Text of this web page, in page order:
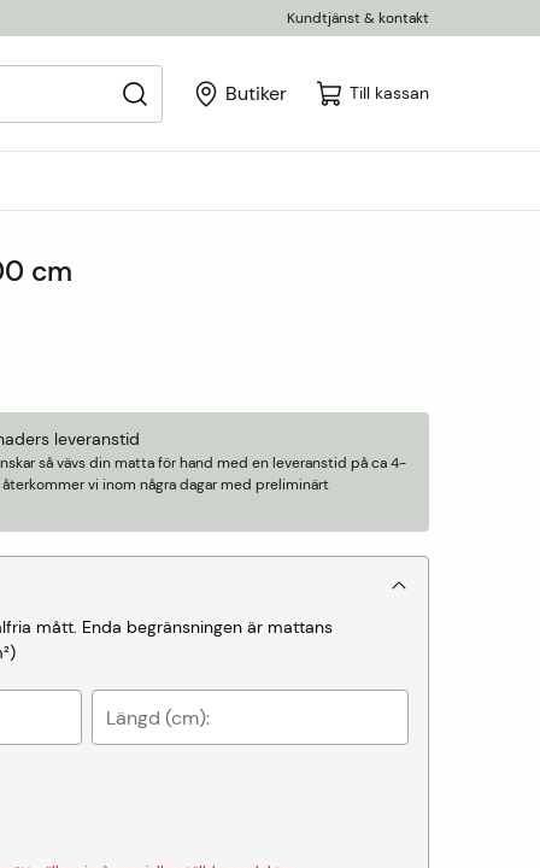
Kundtjänst & kontakt
Butiker Till kassan
cm
leveranstid
så vävs din matta för hand med en leveranstid på ca 4-
vi inom några dagar med preliminärt
mått. Enda begränsningen är mattans
)
Längd (cm):